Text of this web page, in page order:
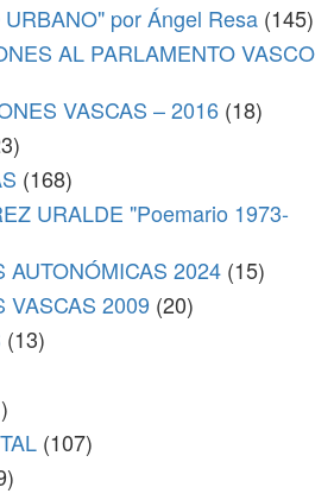
por Ángel Resa (145)
AL PARLAMENTO VASCO
VASCAS – 2016 (18)
(168)
URALDE "Poemario 1973-
AUTONÓMICAS 2024 (15)
VASCAS 2009 (20)
(13)
(107)